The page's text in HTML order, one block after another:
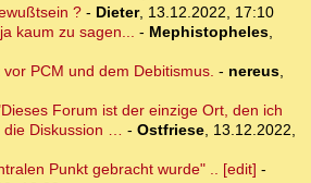
?- Dieter, 13.12.2022, 17:10
kaum zu sagen... - Mephistopheles,
PCM und dem Debitismus. - nereus,
Forum ist der einzige Ort, den ich
die Diskussion … - Ostfriese, 13.12.2022,
Punkt gebracht wurde" .. [edit] -